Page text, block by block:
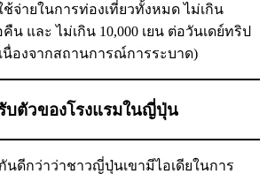
ช้จ่ายในการท่องเที่ยวทั้งหมด ไม่เกิน
น และ ไม่เกิน 10,000 เยน ต่อวันเดย์ทริป
นื่องจากสถานการณ์การระบาด)
บตัวของโรงแรมในญี่ปุ่น
นดีกว่าว่าชาวญี่ปุ่นเขามีไอเดียในการ